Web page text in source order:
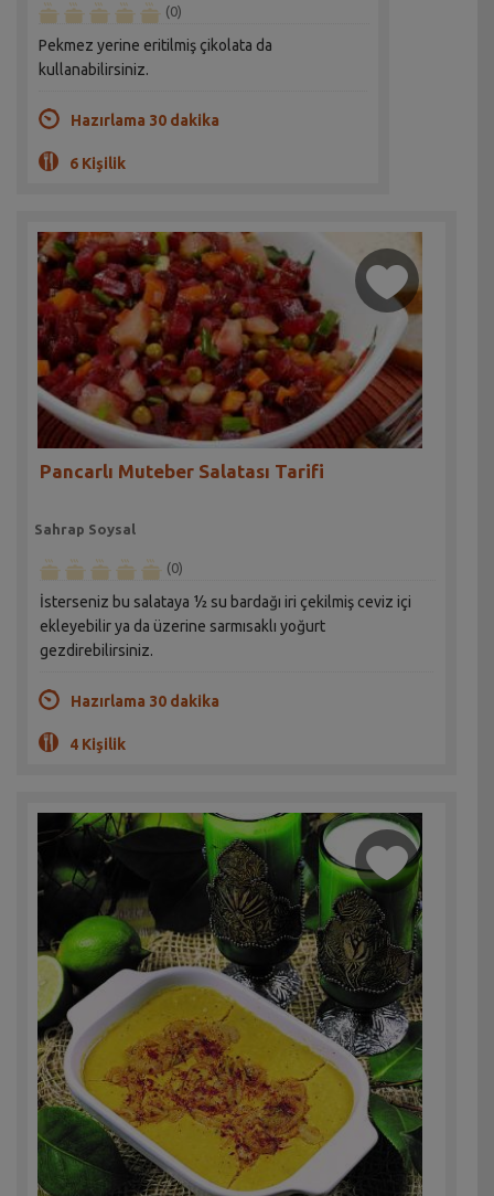
(0)
Pekmez yerine eritilmiş çikolata da
kullanabilirsiniz.
Hazırlama 30 dakika
6 Kişilik
Pancarlı Muteber Salatası Tarifi
Sahrap Soysal
(0)
İsterseniz bu salataya ½ su bardağı iri çekilmiş ceviz içi
ekleyebilir ya da üzerine sarmısaklı yoğurt
gezdirebilirsiniz.
Hazırlama 30 dakika
4 Kişilik